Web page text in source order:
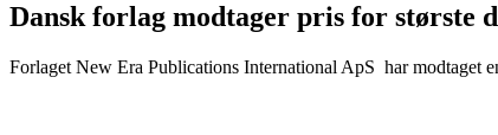
Dansk forlag modtager pris for største
Forlaget New Era Publications International ApS har modtaget